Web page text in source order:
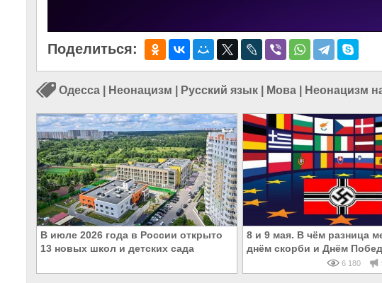
Поделиться:
Одесса Неонацизм Русский язык Мова Неонацизм
В июле 2026 года в России открыто
13 новых школ и детских сада
8 и 9 мая. В чём разница
днём скорби и Днём
6 180